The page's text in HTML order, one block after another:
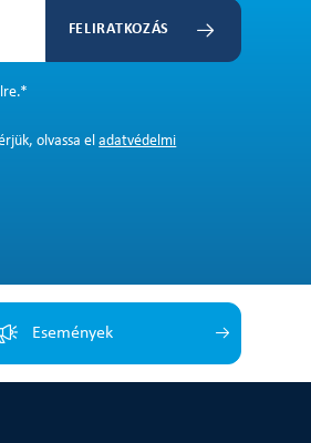
FELIRATKOZÁS
*
olvassa eladatvédelmi
Események